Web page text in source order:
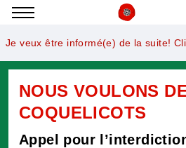
Je veux être informé(e) de la suite!
NOUS VOULONS
COQUELICOTS
Appel pour
à
navigation